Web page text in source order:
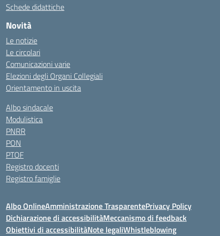
Schede didattiche
Novità
Le notizie
Le circolari
Comunicazioni varie
Elezioni degli Organi Collegiali
Orientamento in uscita
Albo sindacale
Modulistica
PNRR
PON
PTOF
Registro docenti
Registro famiglie
Albo OnlineAmministrazione TrasparentePrivacy Policy
Dichiarazione di accessibilitàMeccanismo di feedback
Obiettivi di accessibilitàNote legaliWhistleblowing